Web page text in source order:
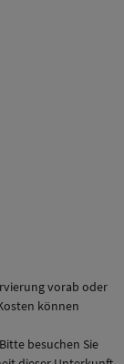
vorab oder
können
besuchen Sie